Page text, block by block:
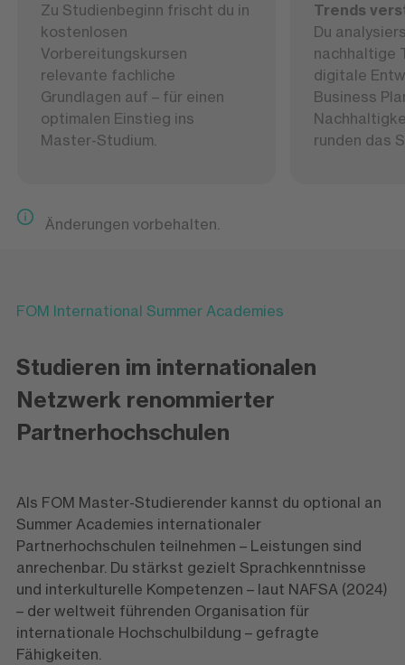
Zu Studienbeginn frischt du in
kostenlosen
Vorbereitungskursen
relevante fachliche
Grundlagen auf – für einen
optimalen Einstieg ins
Master-Studium.
Trends
Du
nachhaltige
digitale
Business
runden das
Änderungen vorbehalten.
FOM International Summer Academies
Studieren im internationalen
Netzwerk renommierter
Partnerhochschulen
Als FOM Master-Studierender kannst du optional an
Summer Academies internationaler
Partnerhochschulen teilnehmen – Leistungen sind
anrechenbar. Du stärkst gezielt Sprachkenntnisse
und interkulturelle Kompetenzen – laut NAFSA (2024)
– der weltweit führenden Organisation für
internationale Hochschulbildung – gefragte
Fähigkeiten.